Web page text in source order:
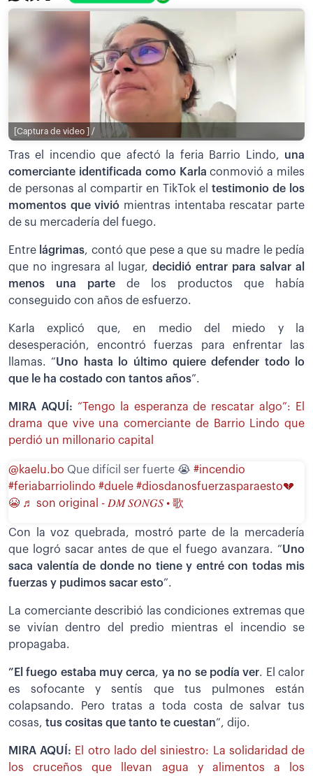
[Captura de video ] /
Tras el incendio que afectó la feria Barrio Lindo, una
comerciante identificada como Karlaconmovió a miles
de personas al compartir en TikTok el testimonio de los
momentos que vivió mientras intentaba rescatar parte
de su mercadería del fuego.
Entre lágrimas, contó que pese a que su madre le pedía
que no ingresara al lugar, decidió entrar para salvar al
menos una parte de los productos que había
conseguido con años de esfuerzo.
Karla explicó que, en medio del miedo y la
desesperación, encontró fuerzas para enfrentar las
llamas. “Uno hasta lo último quiere defender todo lo
que le ha costado con tantos años”.
MIRA AQUÍ: “Tengo la esperanza de rescatar algo”: El
drama que vive una comerciante de Barrio Lindo que
perdió un millonario capital
@kaelu.bo Que difícil ser fuerte 😭 #incendio
#feriabarriolindo #duele #diosdanosfuerzasparaesto💔
😭 ♬ son original - 𝐷𝑀 𝑆𝑂𝑁𝐺𝑆 • 歌
Con la voz quebrada, mostró parte de la mercadería
que logró sacar antes de que el fuego avanzara. “Uno
saca valentía de donde no tiene y entré con todas mis
fuerzas y pudimos sacar esto”.
La comerciante describió las condiciones extremas que
se vivían dentro del predio mientras el incendio se
propagaba.
”El fuego estaba muy cerca, ya no se podía ver. El calor
es sofocante y sentís que tus pulmones están
colapsando. Pero tratas a toda costa de salvar tus
cosas, tus cositas que tanto te cuestan”, dijo.
MIRA AQUÍ: El otro lado del siniestro: La solidaridad de
los cruceños que llevan agua y alimentos a los